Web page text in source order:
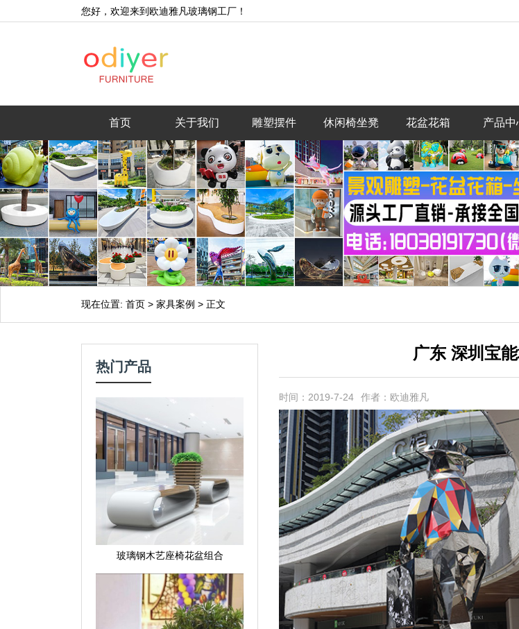
您好，欢迎来到欧迪雅凡玻璃钢工厂！
首页 关于我们 雕塑摆件 休闲椅坐凳 花盆花箱 产品中
现在位置: 首页 > 家具案例 > 正文
热门产品
玻璃钢木艺座椅花盆组合
广东 深圳宝
时间：2019-7-24 作者：欧迪雅凡